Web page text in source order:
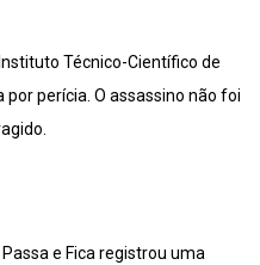
Técnico-Científico de
por perícia. O assassino não foi
e Fica registrou uma